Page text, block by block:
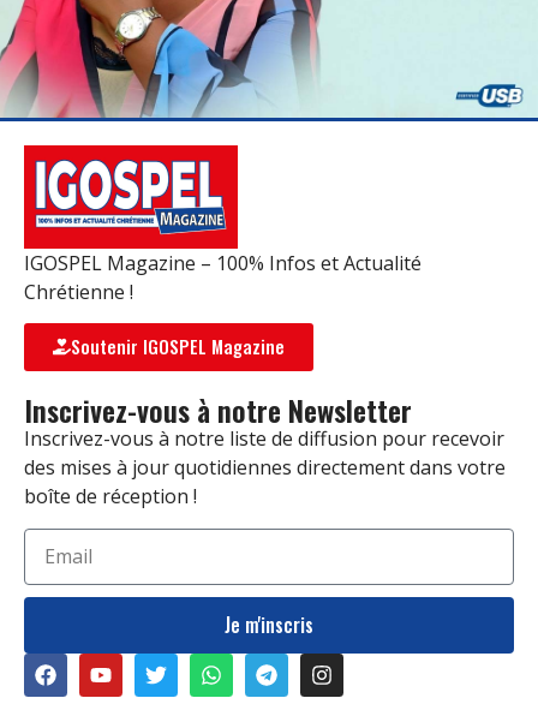
IGOSPEL Magazine – 100% Infos et Actualité
Chrétienne !
Soutenir IGOSPEL Magazine
Inscrivez-vous à notre Newsletter
Inscrivez-vous à notre liste de diffusion pour recevoir
des mises à jour quotidiennes directement dans votre
boîte de réception !
Je m'inscris